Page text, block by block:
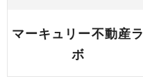
マーキュリー不動産ラ
ボ